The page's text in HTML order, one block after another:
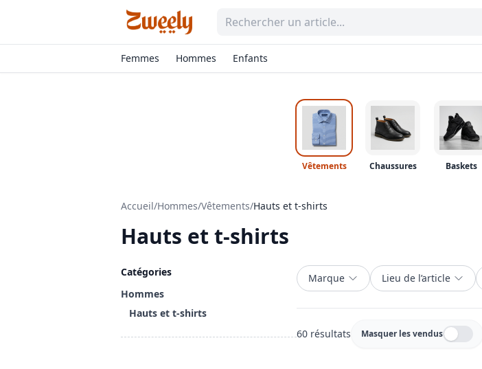
Femmes Hommes Enfants
Vêtements Chaussures Baskets
Accueil/Hommes/Vêtements/Hauts et t-shirts
Hauts et t-shirts
Catégories
Hommes
Hauts et t-shirts
Marque Lieu de l’article
60 résultats Masquer les vendus